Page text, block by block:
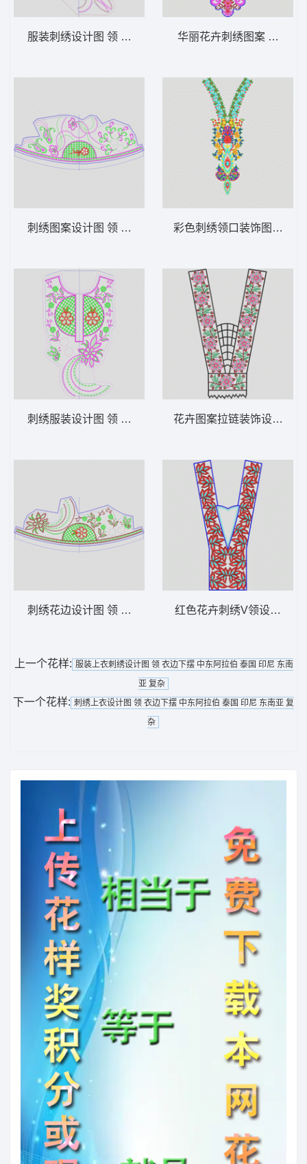
服装刺绣设计图 领 衣边下摆 中东阿拉伯 泰
刺绣图案设计图 领 衣边下摆 中东阿拉伯 泰
刺绣服装设计图 领 衣边下摆 中东阿拉伯 泰
刺绣花边设计图 领 衣边下摆 中东阿拉伯 泰
华丽花卉刺绣图案 领 衣
彩色刺绣领口装饰图案 领
花卉图案拉链装饰设计 领
红色花卉刺绣V领设计图
上一个花样: 服装上衣刺绣设计图 领 衣边下摆 中东阿拉伯 泰国 印尼 东南
亚 复杂
下一个花样: 刺绣上衣设计图 领 衣边下摆 中东阿拉伯 泰国 印尼 东南亚 复
杂